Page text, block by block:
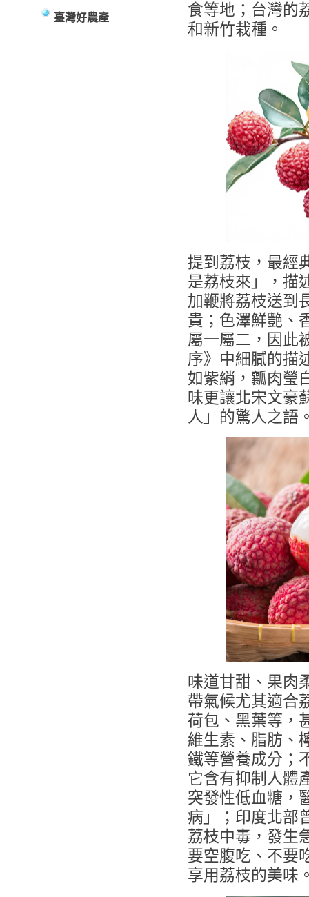
臺灣好農產
食等地；台灣的
和新竹栽種。
提到荔枝，最經
是荔枝來」，描
加鞭將荔枝送到
貴；色澤鮮艷、
屬一屬二，因此
序》中細膩的描
如紫綃，瓤肉瑩
味更讓北宋文豪
人」的驚人之語
味道甘甜、果肉
帶氣候尤其適合
荷包、黑葉等，
維生素、脂肪、
鐵等營養成分；
它含有抑制人
突發性低血糖，
病」；印度北部
荔枝中毒，發生
要空腹吃、不要
享用荔枝的美味